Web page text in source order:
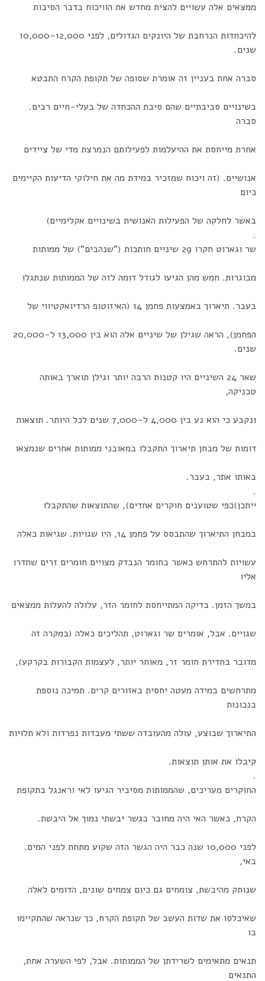
ממצאים אלה עשויים להצית מחדש את הוויכוח בדבר הסיבות
להיכחדות הנרחבת של היונקים הגדולים, לפני 10,000-12,000
שנים.
סברה אחת בעניין זה אומרת שסופה של תקופת הקרח התבטא
בשינויים סביבתיים שהם סיבת ההכחדה של בעלי-חיים רבים.
סברה
אחרת מייחסת את ההיעלמות לפעילותם הנמרצת מדי של ציידים
אנושיים. (זה ויכוח שמזכיר במידת מה את חילוקי הדיעות הקיימים
כיום
באשר לחלקה של הפעילות האנושית בשינויים אקלימיים)
.
שר וגארוט חקרו 29 שיניים חותכות ("שנהבים") של ממותות
מבוגרות. חמש מהן הגיעו לגודל דומה לזה של הממותות שנתגלו
בעבר. תיארוך באמצעות פחמן 14 (האיזוטופ הרדיואקטיווי של
הפחמן), הראה שגילן של שיניים אלה הוא בין 13,000 ל-20,000
שנים.
שאר 24 השיניים היו קטנות הרבה יותר וגילן תוארך באותה
טכניקה,
ונקבע כי הוא נע בין 4,000 ל-7,000 שנים לכל היותר. תוצאות
דומות של מבחן תיארוך התקבלו במאובני ממותות אחרים שנמצאו
באותו אתר, בעבר.
.
ייתכן)כפי שטוענים חוקרים אחדים), שהתוצאות שהתקבלו
במבחן התיארוך שהתבסס על פחמן 14, היו שגויות. שגיאות כאלה
עשויות להתרחש כאשר בחומר הנבדק מצויים חומרים זרים שחדרו
אליו
במשך הזמן. בדיקה המתייחסת לחומר הזר, עלולה להעלות ממצאים
שגויים. אבל, אומרים שר וגארוט, תהליכים כאלה (במקרה זה
מדובר בחדירת חומר זר, מאוחר יותר, לעצמות הקבורות בקרקע),
מתרחשים במידה מעטה יחסית באזורים קרים. תמיכה נוספת
בנכונות
התיארוך שבוצע, עולה מהעובדה ששתי מעבדות נפרדות ולא תלויות
קיבלו את אותן תוצאות.
.
החוקרים מעריכים, שהממותות מסיביר הגיעו לאי וראנגל בתקופת
הקרח, כאשר האי היה מחובר בגשר יבשתי נמוך אל היבשת.
לפני 10,000 שנה כבר היה הגשר הזה שקוע מתחת לפני המים.
באי,
שנותק מהיבשת, צומחים גם כיום צמחים שונים, הדומים לאלה
שאיכלסו את שדות העשב של תקופת הקרח, כך שנראה שהתקיימו
בו
תנאים מתאימים לשרידתן של הממותות. אבל, לפי השערה אחת,
התנאים